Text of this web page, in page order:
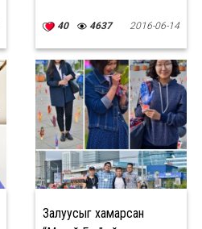
40 4637 2016-06-14
Залуусыг хамарсан